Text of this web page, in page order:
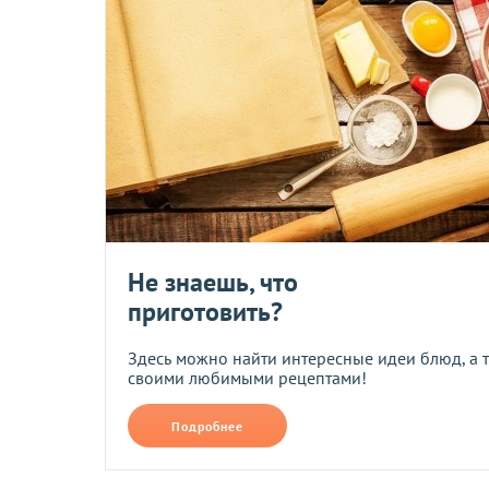
Минимальная стоимость заказа на сайте - 400 грн.
Заказы, оформленные в нашем магазине, Вы можете
• На карту ПриватБанка по реквизитам, которые будут
• Наложенным платежом при заказе на сумму от 500 грн
• Наличными или через терминал при получении товара в
При оплате по реквизитам и через платежные системы
Возврат и обмен
Компания осуществляет возврат и обмен товаров
Не знаешь, что
приготовить?
Здесь можно найти интересные идеи блюд, а
своими любимыми рецептами!
Подробнее